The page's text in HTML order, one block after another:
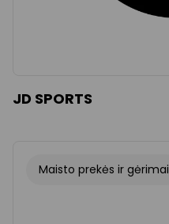
JD SPORTS
Maisto prekės ir gėrimai